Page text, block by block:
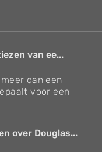
van ee...
dan een
voor een
over Douglas...